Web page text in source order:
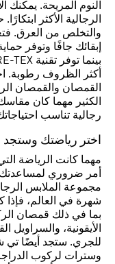
النوم المريحة. يمكنك
الرجالية الأكثر
والتخلص من العرق.
إبقائك جافًا وتوفر
أكثر الظروف رطوبة.
القمصان والقمصان
الكثير مهما كان
رجالية تناسب
اختر رياضتك وستجد
مهما كانت الرياضة
أمر ضروري لمساعدتك
مجموعة الملابس
شهرة في العالم،
الأيقونية، والسراويل
للجري. ستجد أيضًا
وسترات لركوب